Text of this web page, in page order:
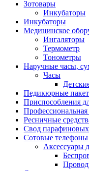
Зотовары
Инкубаторы
Инкубаторы
Медицинское
Ингаляторы
Термометр
Тонометры
Наручные часы,
Часы
Педикюрные
Приспособления
Ресничные
Свод парафиновых
Сотовые телефоны
Аксессуары